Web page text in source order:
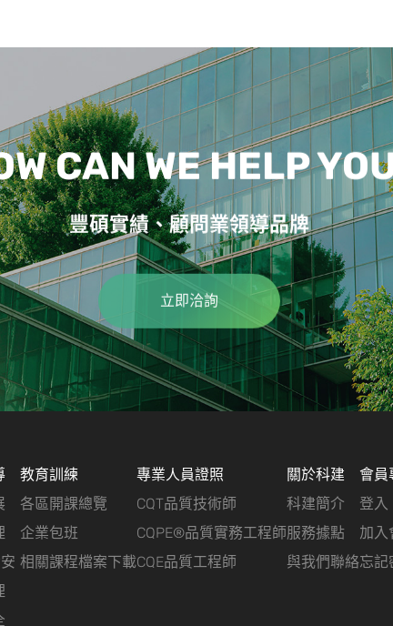
CAN WE HELP
豐碩實績、顧問業領導品牌
立即洽詢
教育訓練
各區開課總覽
企業包班
相關課程檔案下載
專業人員證照
CQT品質技術師
CQPE®品質實務工程師
CQE品質工程師
關於科建
科建簡介
服務據點
與我們聯絡
會員
登入
加入
忘記